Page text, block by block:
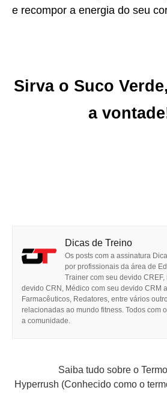
e recompor a energia do seu
Sirva o Suco
a
Dicas de Treino
Os posts com a assinatura
por profissionais da área de
Trainer com seu devido
devido CRN, Médico com seu devido CRM
Farmacêuticos, Redatores, entre vários
relacionadas ao mundo fitness. Todos com
a comunidade.
Saiba tudo sobre o
Hyperrush (Conhecido como o